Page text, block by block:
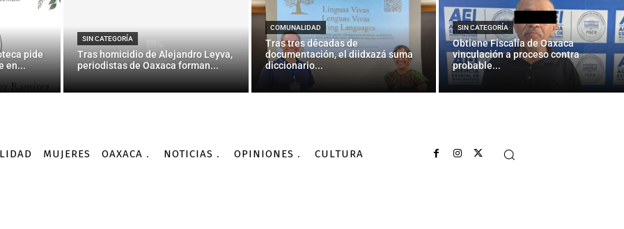
pide
en...
SIN CATEGORÍA
Tras homicidio de Alejandro Leyva,
periodistas de Oaxaca forman...
COMUNALIDAD
Tras tres décadas de
documentación, el diidxazá suma
diccionario...
SIN CATEGORÍA
Obtiene Fiscalía de Oaxaca
vinculación a proceso contra
probable...
MUJERES OAXACA NOTICIAS OPINIONES CULTURA
el hombre que lo empezó todo
AGENCIA INFORMATIVA CONACYT - 09/10/2015